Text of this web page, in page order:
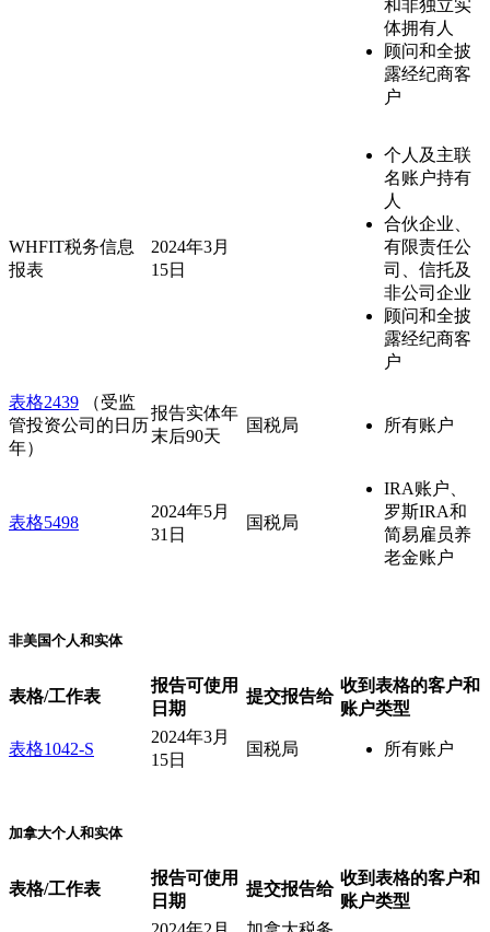
和非独立实
体拥有人
顾问和全披
露经纪商客
户
WHFIT税务信息
报表
2024年3月
15日
个人及主联
名账户持有
人
合伙企业、
有限责任公
司、信托及
非公司企业
顾问和全披
露经纪商客
户
表格2439 （受监
管投资公司的日历
年）
报告实体年
末后90天
国税局 所有账户
表格5498
2024年5月
31日
国税局
IRA账户、
罗斯IRA和
简易雇员养
老金账户
非美国个人和实体
表格/工作表
报告可使用
日期
提交报告给
收到表格的客户和
账户类型
表格1042-S
2024年3月
15日
国税局 所有账户
加拿大个人和实体
表格/工作表
报告可使用
日期
提交报告给
收到表格的客户和
账户类型